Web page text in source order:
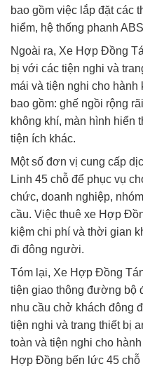
bao gồm việc lắp đặt các
hiểm, hệ thống phanh
Ngoài ra, Xe Hợp Đồng
bị với các tiện nghi và
mái và tiện nghi cho hành
bao gồm: ghế ngồi rộng
không khí, màn hình hiển
tiện ích khác.
Một số đơn vị cung cấp
Linh 45 chỗ để phục vụ
chức, doanh nghiệp,
cầu. Việc thuê xe Hợp
kiệm chi phí và thời gian
đi đông người.
Tóm lại, Xe Hợp Đồng
tiện giao thông đường bộ
nhu cầu chở khách đông
tiện nghi và trang thiết bị
toàn và tiện nghi cho
Hợp Đồng bến lức 45 chỗ